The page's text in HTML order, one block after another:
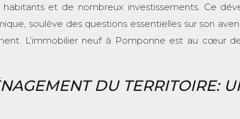
et de nombreux investissements. Ce
soulève des questions essentielles sur son
L’immobilier neuf à Pomponne est au cœur
DU TERRITOIRE: